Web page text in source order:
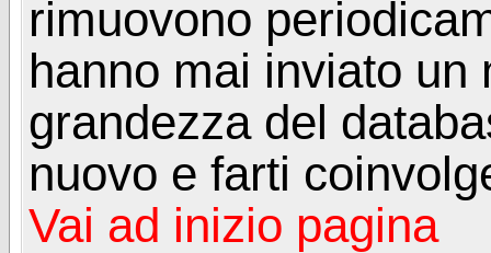
rimuovono
hanno mai inviato
grandezza del
nuovo e farti
Vai ad inizio pagina